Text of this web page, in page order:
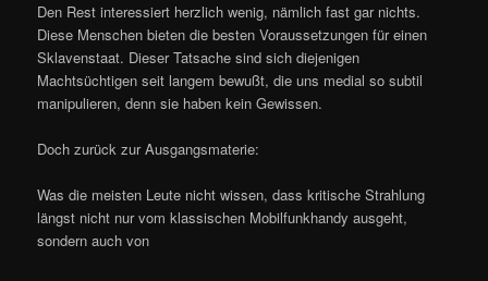
Den Rest interessiert herzlich wenig, nämlich fast gar nichts.
Diese Menschen bieten die besten Voraussetzungen für einen
Sklavenstaat. Dieser Tatsache sind sich diejenigen
Machtsüchtigen seit langem bewußt, die uns medial so subtil
manipulieren, denn sie haben kein Gewissen.
Doch zurück zur Ausgangsmaterie:
Was die meisten Leute nicht wissen, dass kritische Strahlung
längst nicht nur vom klassischen Mobilfunkhandy ausgeht,
sondern auch von